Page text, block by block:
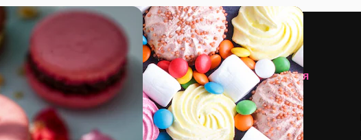
Продукция
Spaces
ИИ-помощник
Генератор
Начать
Academy
Документация по
Пакету ИИ
Компания
Цены
О нас
Reviews